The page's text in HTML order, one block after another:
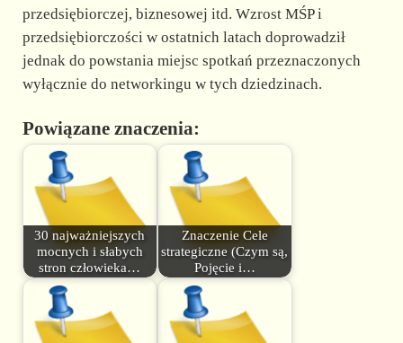
przedsiębiorczej, biznesowej itd. Wzrost MŚP i
przedsiębiorczości w ostatnich latach doprowadził
jednak do powstania miejsc spotkań przeznaczonych
wyłącznie do networkingu w tych dziedzinach.
Powiązane znaczenia:
30 najważniejszych
mocnych i słabych
stron człowieka…
Znaczenie Cele
strategiczne (Czym są,
Pojęcie i…